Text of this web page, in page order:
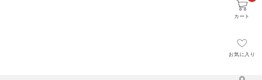
お気に入り
カート